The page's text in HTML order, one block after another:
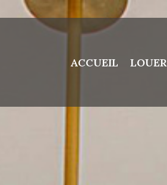
ACCUEIL LOUER